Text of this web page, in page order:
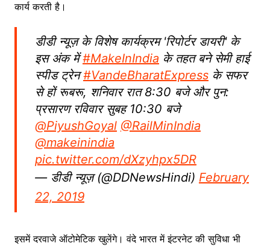
कार्य करती है।
डीडी न्यूज़ के विशेष कार्यक्रम 'रिपोर्टर डायरी' के
इस अंक में#MakeInIndia के तहत बने सेमी हाई
स्पीड ट्रेन#VandeBharatExpressके सफर
से हों रूबरू, शनिवार रात 8:30 बजे और पुन:
प्रसारण रविवार सुबह 10:30 बजे
@PiyushGoyal @RailMinIndia
@makeinindia
pic.twitter.com/dXzyhpx5DR
— डीडी न्यूज़ (@DDNewsHindi) February
22, 2019
इसमें दरवाजे ऑटोमेटिक खुलेंगे। वंदे भारत में इंटरनेट की सुविधा भी